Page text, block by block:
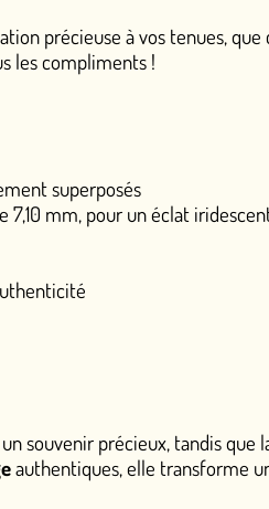
que ce soit sur un châle
iridescent naturel
tandis que la perle Akoya
une simple épingle